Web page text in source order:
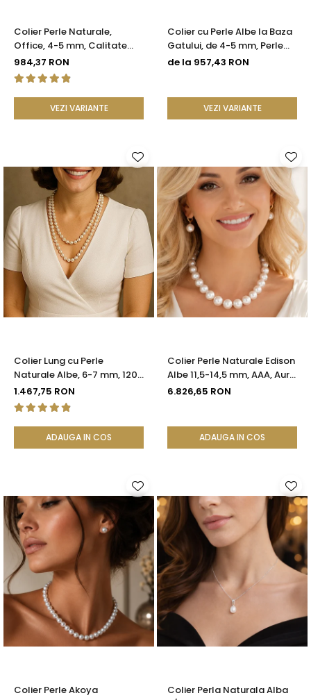
Colier Perle Naturale,
Office, 4-5 mm, Calitate
AAA, Aur 14K | KASKADDA®
984,37 RON
VEZI VARIANTE
Colier cu Perle Albe la Baza
Gatului, de 4-5 mm, Perle
Rare, Calitate AAA+, Aur 14K
de la 957,43 RON
VEZI VARIANTE
Colier Lung cu Perle
Naturale Albe, 6-7 mm, 120
cm, Închizătoare Argint 925
| KASKADDA®
1.467,75 RON
ADAUGA IN COS
Colier Perle Naturale Edison
Albe 11,5-14,5 mm, AAA, Aur
Galben 14K | KASKADDA®
6.826,65 RON
ADAUGA IN COS
Colier Perle Akoya
Colier Perla Naturala Alba